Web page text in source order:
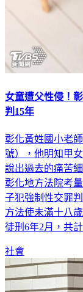
女童遭父性侵！
彰化黃姓國小老
號），他明知甲
說出過去的痛苦
彰化地方法院考
子犯強制性交罪
方法使未滿十八
社會